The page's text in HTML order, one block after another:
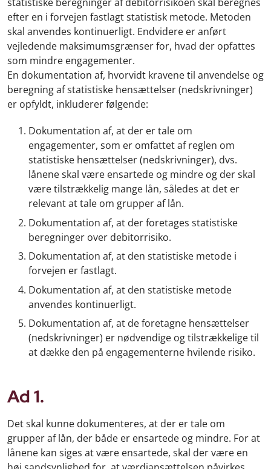
efter en i forvejen fastlagt statistisk metode. Metoden
skal anvendes kontinuerligt. Endvidere er anført
vejledende maksimumsgrænser for, hvad der opfattes
som mindre engagementer.
En dokumentation af, hvorvidt kravene til anvendelse og
beregning af statistiske hensættelser (nedskrivninger)
er opfyldt, inkluderer følgende:
Dokumentation af, at der er tale om
engagementer, som er omfattet af reglen om
statistiske hensættelser (nedskrivninger), dvs.
lånene skal være ensartede og mindre og der skal
være tilstrækkelig mange lån, således at det er
relevant at tale om grupper af lån.
Dokumentation af, at der foretages statistiske
beregninger over debitorrisiko.
Dokumentation af, at den statistiske metode i
forvejen er fastlagt.
Dokumentation af, at den statistiske metode
anvendes kontinuerligt.
Dokumentation af, at de foretagne hensættelser
(nedskrivninger) er nødvendige og tilstrækkelige til
at dække den på engagementerne hvilende risiko.
Ad 1.
Det skal kunne dokumenteres, at der er tale om
grupper af lån, der både er ensartede og mindre. For at
lånene kan siges at være ensartede, skal der være en